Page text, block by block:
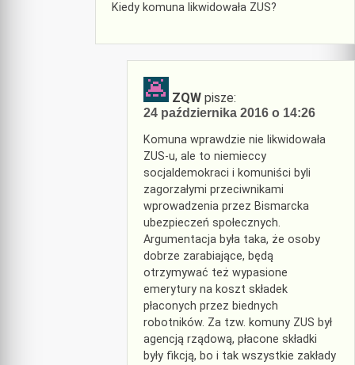
Kiedy komuna likwidowała ZUS?
ZQW pisze:
24 października 2016 o 14:26
Komuna wprawdzie nie likwidowała
ZUS-u, ale to niemieccy
socjaldemokraci i komuniści byli
zagorzałymi przeciwnikami
wprowadzenia przez Bismarcka
ubezpieczeń społecznych.
Argumentacja była taka, że osoby
dobrze zarabiające, będą
otrzymywać też wypasione
emerytury na koszt składek
płaconych przez biednych
robotników. Za tzw. komuny ZUS był
agencją rządową, płacone składki
były fikcją, bo i tak wszystkie zakłady